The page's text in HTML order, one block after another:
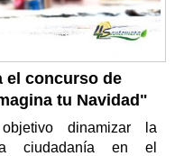
el concurso de
tu Navidad"
dinamizar la
ciudadanía en el